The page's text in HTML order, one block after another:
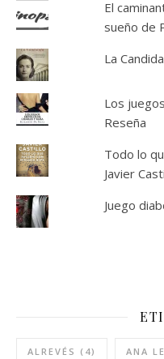
El
sueño de
La
Los
Reseña
Todo lo
Javier
Juego
ALREVÉS (4) ANA